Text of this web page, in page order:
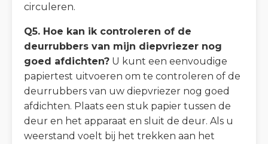
circuleren.
Q5. Hoe kan ik controleren of de
deurrubbers van mijn diepvriezer nog
goed afdichten? U kunt een eenvoudige
papiertest uitvoeren om te controleren of de
deurrubbers van uw diepvriezer nog goed
afdichten. Plaats een stuk papier tussen de
deur en het apparaat en sluit de deur. Als u
weerstand voelt bij het trekken aan het